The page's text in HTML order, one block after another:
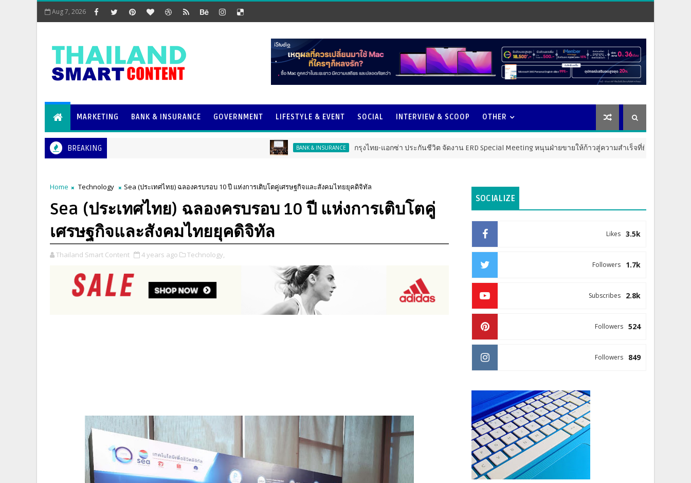
Aug 7, 2026
MARKETING BANK & INSURANCE GOVERNMENT LIFESTYLE & EVENT SOCIAL INTERVIEW & SCOOP OTHER
BREAKING BANK & INSURANCE กรุงไทย-แอกซ่า ประกันชีวิต จัดงาน ERD Special Meeting หนุนฝ่ายขายให้ก้าวสู่ความสำเร็จที่ยั่งยืน
Home Technology Sea (ประเทศไทย) ฉลองครบรอบ 10 ปี แห่งการเติบโตคู่เศรษฐกิจและสังคมไทยยุคดิจิทัล
Sea (ประเทศไทย) ฉลองครบรอบ 10 ปี แห่งการเติบโตคู่
เศรษฐกิจและสังคมไทยยุคดิจิทัล
Thailand Smart Content 4 years ago Technology,
SOCIALIZE
3.5k
Likes
1.7k
Followers
2.8k
Subscribes
524
Followers
849
Followers